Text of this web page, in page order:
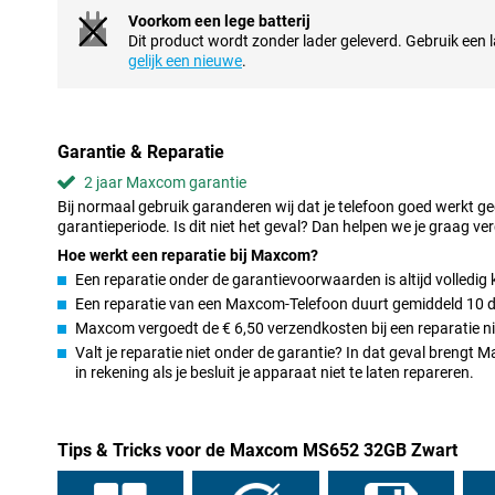
Prima en uitbreidbaar geheugen
Met 32GB opslagruimte heb je voldoende plek voor je apps,
ruimte tekort? Dan breid je het geheugen eenvoudig uit met een
Handige functies en connectiviteit
De Maxcom MS652 Zwart ondersteunt 4G, zodat je snel
beschik je over WiFi, Bluetooth 4.2, GPS en hotspot-
koptelefoonaansluiting en is hij geschikt voor hoortoestellen
en gebruikt eventueel VoWiFi als dat beschikbaar is bij je
Stevig ontwerp en extra bescherming
De Maxcom MS652 Zwart heeft een strak en stevig ontwerp.
bestand tegen stof en spatwater. Dat maakt hem geschikt voor
Voorkom een lege batterij
Dit product wordt zonder lader geleverd. Gebruik een
gelijk een nieuwe.
Garantie & Reparatie
2 jaar Maxcom garantie
Bij normaal gebruik garanderen wij dat je telefoon goed werkt
garantieperiode. Is dit niet het geval? Dan helpen we je graag
Hoe werkt een reparatie bij Maxcom?
Een reparatie onder de garantievoorwaarden is altijd volledig
Een reparatie van een Maxcom-Telefoon duurt gemiddeld 10
Maxcom vergoedt de € 6,50 verzendkosten bij een reparatie
Valt je reparatie niet onder de garantie? In dat geval brengt
in rekening als je besluit je apparaat niet te laten repareren.
Tips & Tricks voor de Maxcom MS652 32GB Zwart